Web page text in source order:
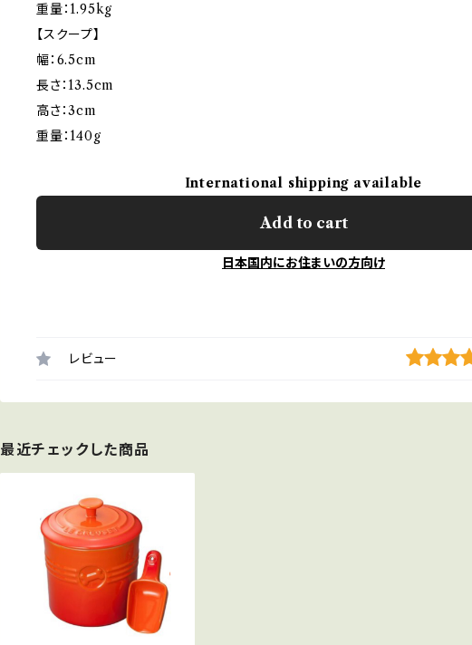
重量：1.95kg
【スクープ】
幅：6.5cm
長さ：13.5cm
高さ：3cm
重量：140g
International shipping available
Add to cart
日本国内にお住まいの方向け
レビュー
最近チェックした商品